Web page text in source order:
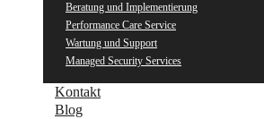
Beratung und Implementierung
Performance Care Service
Wartung und Support
Managed Security Services
Kontakt
Blog